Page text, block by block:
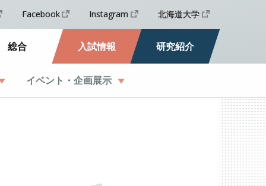
Facebook Instagram 北海道大学
総合 入試情報 研究紹介
イベント ・企画展示